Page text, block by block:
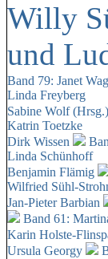
Willy
und
Band 79: Janet
Linda Freyberg
Sabine Wolf (Hrsg.)
Katrin Toetzke
Dirk Wissen
Linda Schünhoff
Benjamin Flämig
Wilfried Sühl-
Jan-Pieter Barbian
Band 61:
Karin Holste-
Ursula Georgy